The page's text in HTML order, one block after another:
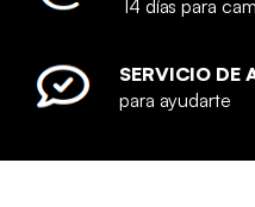
14 días para
SERVICIO DE
para ayudarte